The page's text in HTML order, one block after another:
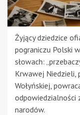
Żyjący dziedzice
pograniczu Polski
słowach:
Krwawej Niedzieli,
Wołyńskiej,
odpowiedzialności
narodów.